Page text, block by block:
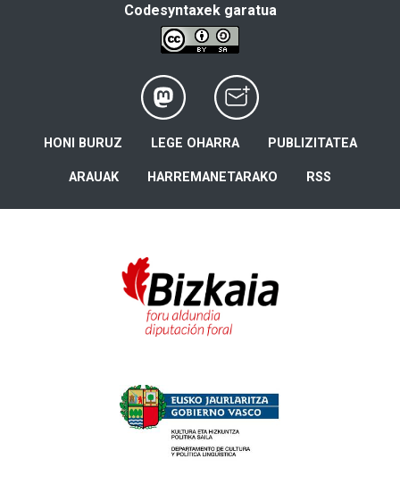
Codesyntaxek garatua
HONI BURUZ LEGE OHARRA PUBLIZITATEA
ARAUAK HARREMANETARAKO RSS